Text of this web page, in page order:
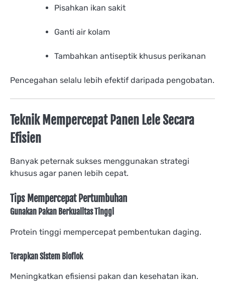
Pisahkan ikan sakit
Ganti air kolam
Tambahkan antiseptik khusus perikanan
Pencegahan selalu lebih efektif daripada pengobatan.
Teknik Mempercepat Panen Lele Secara
Efisien
Banyak peternak sukses menggunakan strategi
khusus agar panen lebih cepat.
Tips Mempercepat Pertumbuhan
Gunakan Pakan Berkualitas Tinggi
Protein tinggi mempercepat pembentukan daging.
Terapkan Sistem Bioflok
Meningkatkan efisiensi pakan dan kesehatan ikan.